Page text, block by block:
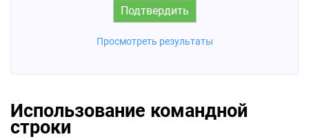
Просмотреть результаты
Использование командной
строки